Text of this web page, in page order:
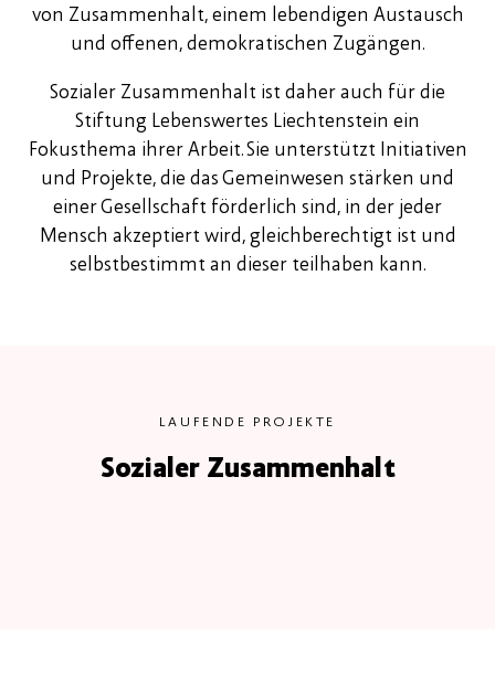
von Zusammenhalt, einem lebendigen Austausch
und offenen, demokratischen Zugängen.
Sozialer Zusammenhalt ist daher auch für die
Stiftung Lebenswertes Liechtenstein ein
Fokusthema ihrer Arbeit. Sie unterstützt Initiativen
und Projekte, die das Gemeinwesen stärken und
einer Gesellschaft förderlich sind, in der jeder
Mensch akzeptiert wird, gleichberechtigt ist und
selbstbestimmt an dieser teilhaben kann.
LAUFENDE PROJEKTE
Sozialer Zusammenhalt